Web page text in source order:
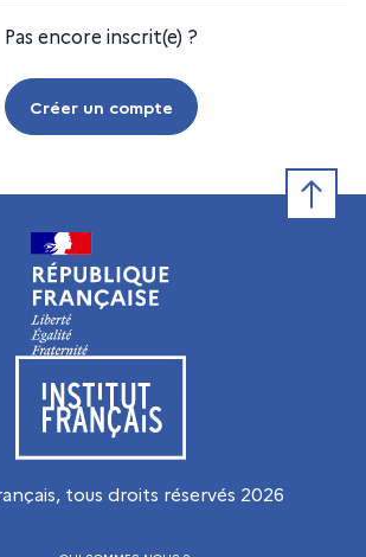
Pas encore inscrit(e) ?
Créer un compte
Visiter le site de l’Institut français
tous droits réservés 2026